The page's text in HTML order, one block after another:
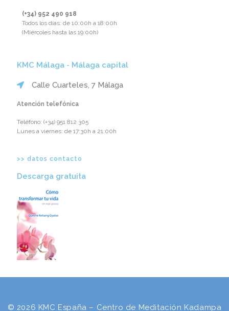
(+34) 952 490 918‬
Todos los días: de 10:00h a 18:00h
(Miércoles hasta las 19:00h)
KMC Málaga - Málaga capital
Calle Cuarteles, 7 Málaga
Atención telefónica
Teléfono: ‪(+34) 951 812 305‬
Lunes a viernes: de 17:30h a 21:00h
>> datos contacto
Descarga gratuita​
© 2026 KMC España – Centro de Meditación Kadampa